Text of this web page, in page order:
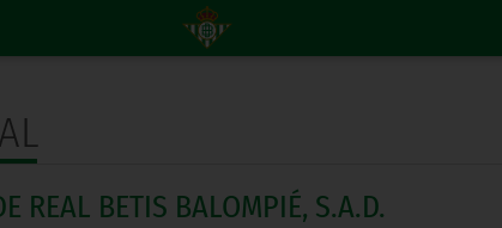
REAL BETIS BALOMPIÉ, S.A.D.